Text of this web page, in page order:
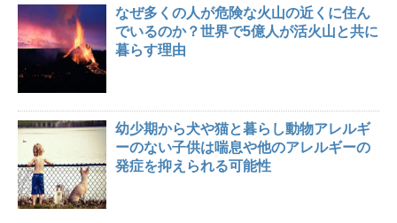
なぜ多くの人が危険な火山の近くに住ん
でいるのか？世界で5億人が活火山と共に
暮らす理由
幼少期から犬や猫と暮らし動物アレルギ
ーのない子供は喘息や他のアレルギーの
発症を抑えられる可能性